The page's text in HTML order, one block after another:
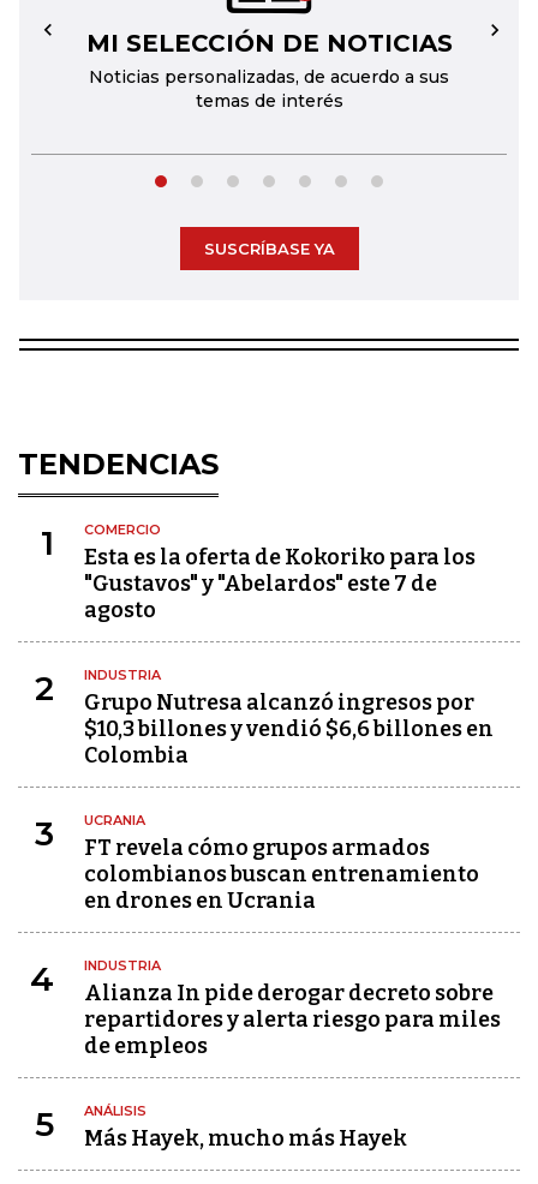
MI SELECCIÓN DE NOTICIAS
Noticias personalizadas, de acuerdo a sus
temas de interés
← →
SUSCRÍBASE YA
TENDENCIAS
1 COMERCIO
Esta es la oferta de Kokoriko para los
"Gustavos" y "Abelardos" este 7 de
agosto
2 INDUSTRIA
Grupo Nutresa alcanzó ingresos por
$10,3 billones y vendió $6,6 billones en
Colombia
3 UCRANIA
FT revela cómo grupos armados
colombianos buscan entrenamiento
en drones en Ucrania
4 INDUSTRIA
Alianza In pide derogar decreto sobre
repartidores y alerta riesgo para miles
de empleos
5 ANÁLISIS
Más Hayek, mucho más Hayek